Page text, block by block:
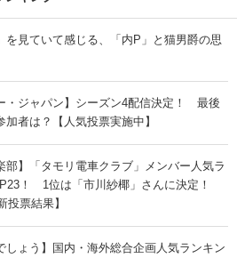
を見ていて感じる、「内P」と猫男爵の思
・ジャパン】シーズン4配信決定！ 最後
加者は？【人気投票実施中】
部】「タモリ電車クラブ」メンバー人気ラ
！ 1位は「市川紗椰」さんに決定！
投票結果】
しょう】国内・海外総合企画人気ランキン